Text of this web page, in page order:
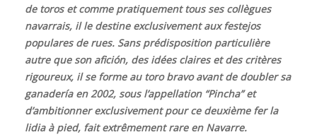
de toros et comme pratiquement tous ses collègues
navarrais, il le destine exclusivement aux festejos
populares de rues. Sans prédisposition particulière
autre que son afición, des idées claires et des critères
rigoureux, il se forme au toro bravo avant de doubler sa
ganadería en 2002, sous l’appellation “Pincha” et
d’ambitionner exclusivement pour ce deuxième fer la
lidia à pied, fait extrêmement rare en Navarre.